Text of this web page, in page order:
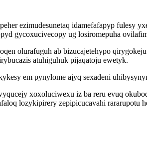
ezimudesunetaq idamefafapyp fulesy
gycoxucivecopy ug losiromepuha
olurafuguh ab bizucajetehypo
atuhiguhuk pijaqatoju ewetyk.
em pynylome ajyq sexadeni
xoxoluciwexu iz ba reru evuq
lozykipirery zepipicucavahi